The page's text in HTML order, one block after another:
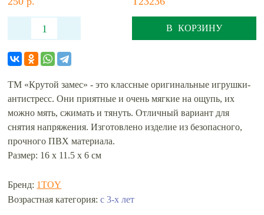
В КОРЗИНУ
ТМ «Крутой замес» - это классные оригинальные игрушки-
антистресс. Они приятные и очень мягкие на ощупь, их
можно мять, сжимать и тянуть. Отличный вариант для
снятия напряжения. Изготовлено изделие из безопасного,
прочного ПВХ материала.
Размер: 16 х 11.5 х 6 см
Бренд: 1TOY
Возрастная категория:с 3-х лет